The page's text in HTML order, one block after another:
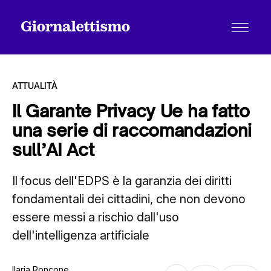
Tutti gli articoli
Chi siamo
Contatti
ATTUALITÀ
Il Garante Privacy Ue ha fatto
una serie di raccomandazioni
sull’AI Act
Il focus dell'EDPS è la garanzia dei diritti
fondamentali dei cittadini, che non devono
essere messi a rischio dall'uso
dell'intelligenza artificiale